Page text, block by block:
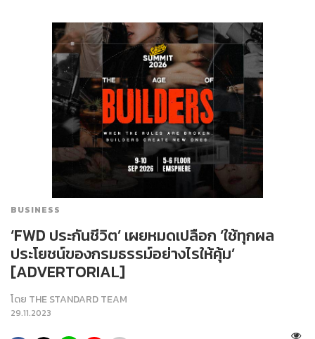
BUSINESS
‘FWD ประกันชีวิต’ เผยหมดเปลือก ‘ใช้ทุกผล
ประโยชน์ของกรมธรรม์อย่างไรให้คุ้ม’
[ADVERTORIAL]
โดย THE STANDARD TEAM
29.11.2023